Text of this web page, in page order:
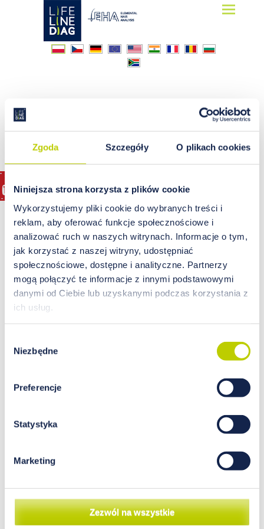
Zgoda Szczegóły O plikach cookies
Niniejsza strona korzysta z plików cookie
Wykorzystujemy pliki cookie do wybranych treści i
reklam, aby oferować funkcje społecznościowe i
analizować ruch w naszych witrynach. Informacje o tym,
jak korzystać z naszej witryny, udostępniać
społecznościowe, dostępne i analityczne. Partnerzy
mogą połączyć te informacje z innymi podstawowymi
danymi od Ciebie lub uzyskanymi podczas korzystania z
ich usług.
zgody
Niezbędne
Preferencje
Statystyka
Marketing
Zezwól na wszystkie
Lifelinediag
Elemental Hair Analysis
Analiza wpływu wybranych
funkcjonowanie tkanki kostnej
Kość jako element narządu ruchu stanowi
bogate źródło do prowadzenia badań
upodobała sobie badanie kości pod kątem
patologii, przede wszystkim związanych z
zaburzeń funkcji motorycznych. Kości jednak są
także prężnie działającym, żywym elementem
organizmu. Wpływu na nie możemy
dopatrywać się w praktycznie wszystkich
elementach środowiska, począwszy od